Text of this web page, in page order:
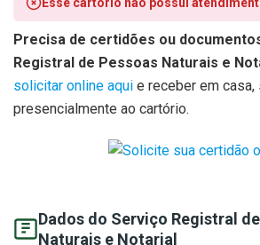
Precisa de certidões ou
Registral de Pessoas Naturais e
solicitar online aqui e receber em
presencialmente ao cartório.
Dados do Serviço Registral
Naturais e Notarial